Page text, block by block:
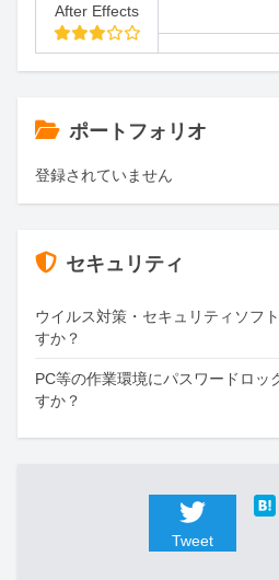
After Effects
ポートフォリオ
登録されていません
セキュリティ
ウイルス対策・セキュリティソフ
すか？
PC等の作業環境にパスワードロッ
すか？
Tweet